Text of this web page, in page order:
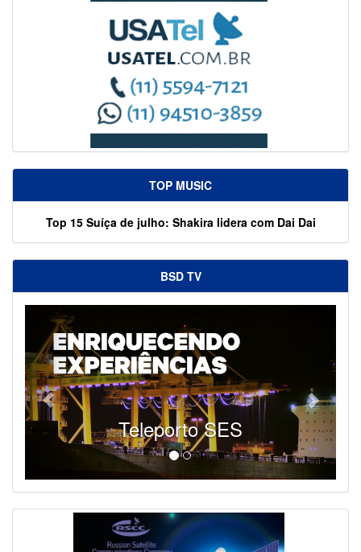
TOP MUSIC
Top 15 Suíça de julho: Shakira lidera com Dai Dai
BSD TV
Teleporto SES